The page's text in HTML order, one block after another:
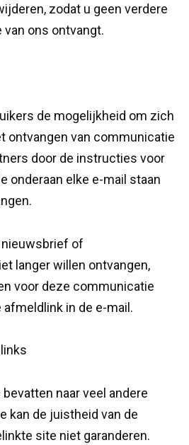
zodat u geen verdere
ons ontvangt.
de mogelijkheid om zich
ontvangen van communicatie
door de instructies voor
onderaan elke e-mail staan
nieuwsbrief of
langer willen ontvangen,
voor deze communicatie
in de e-mail.
naar veel andere
kan de juistheid van de
site niet garanderen.